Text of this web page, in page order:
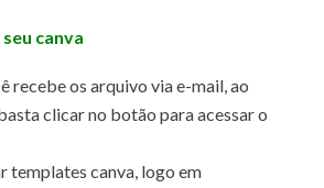
canva
recebe os arquivo via e-mail, ao
clicar no botão para acessar o
templates canva, logo em